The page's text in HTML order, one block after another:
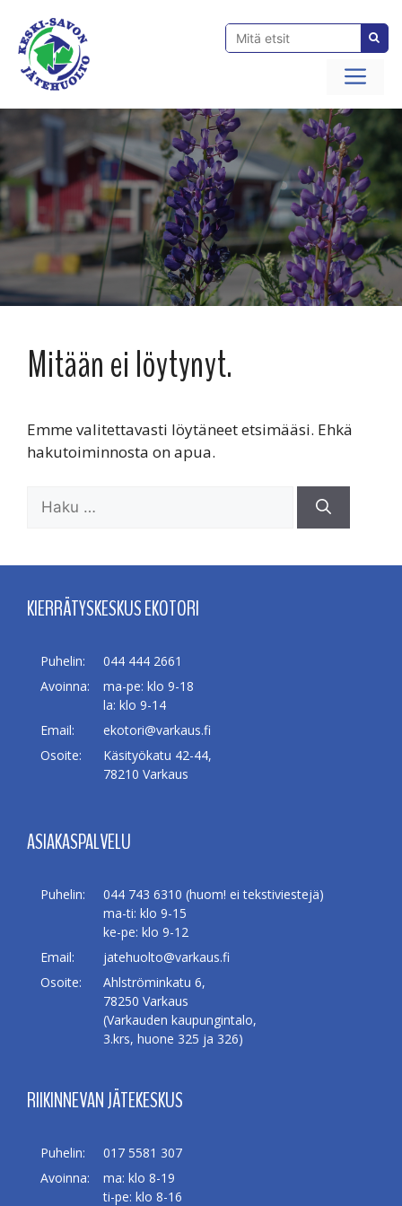
sisältöön
Mitään ei löytynyt.
Emme valitettavasti löytäneet etsimääsi. Ehkä
hakutoiminnosta on apua.
Haku:
KIERRÄTYSKESKUS EKOTORI
Puhelin:
044 444 2661
Avoinna:
ma-pe: klo 9-18
la: klo 9-14
Email:
ekotori@varkaus.fi
Osoite:
Käsityökatu 42-44,
78210 Varkaus
ASIAKASPALVELU
Puhelin:
044 743 6310 (huom! ei tekstiviestejä)
ma-ti: klo 9-15
ke-pe: klo 9-12
Email:
jatehuolto@varkaus.fi
Osoite:
Ahlströminkatu 6,
78250 Varkaus
(Varkauden kaupungintalo,
3.krs, huone 325 ja 326)
RIIKINNEVAN JÄTEKESKUS
Puhelin:
017 5581 307
Avoinna:
ma: klo 8-19
ti-pe: klo 8-16